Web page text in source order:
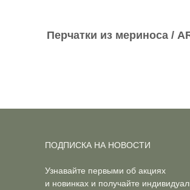
Перчатки из мериноса /
Узнавайте первыми об акциях
и новинках и получайте
ПОДПИСКА НА НОВОСТИ